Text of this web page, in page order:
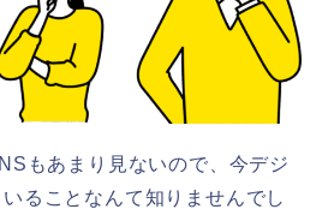
もあまり見ないので、今デジ
ることなんて知りませんでし